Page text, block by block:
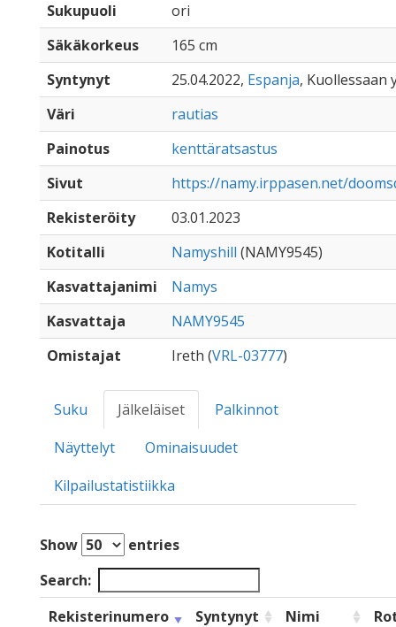
Sukupuoli
ori
Säkäkorkeus
165 cm
Syntynyt
25.04.2022, Espanja, Kuollessaan
Väri
rautias
Painotus
kenttäratsastus
Sivut
https://namy.irppasen.net/
Rekisteröity
03.01.2023
Kotitalli
Namyshill (NAMY9545)
Kasvattajanimi
Namys
Kasvattaja
NAMY9545
Omistajat
Ireth (VRL-03777)
Suku Jälkeläiset
Palkinnot
Näyttelyt
Ominaisuudet
Kilpailustatistiikka
Show
entries
Search:
Rekisterinumero
Syntynyt Nimi